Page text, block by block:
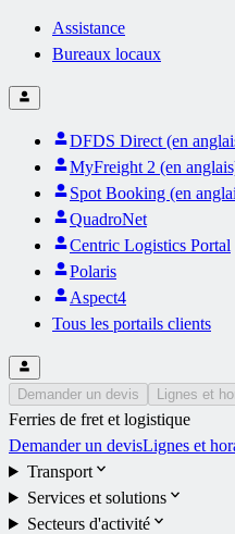
Assistance
Bureaux locaux
DFDS Direct (en
MyFreight 2 (en
Spot Booking (en
QuadroNet
Centric Logistics Portal
Polaris
Aspect4
Tous les portails clients
Demander un devis Lignes et
Ferries de fret et logistique
Demander un devisLignes et
Transport
Services et solutions
Secteurs d'activité